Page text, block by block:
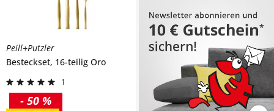
Peill+Putzler
Besteckset, 16-teilig Oro
1
- 50 %